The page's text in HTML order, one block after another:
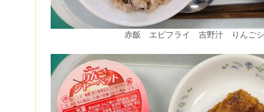
赤飯 エビフライ 吉野汁 りんご